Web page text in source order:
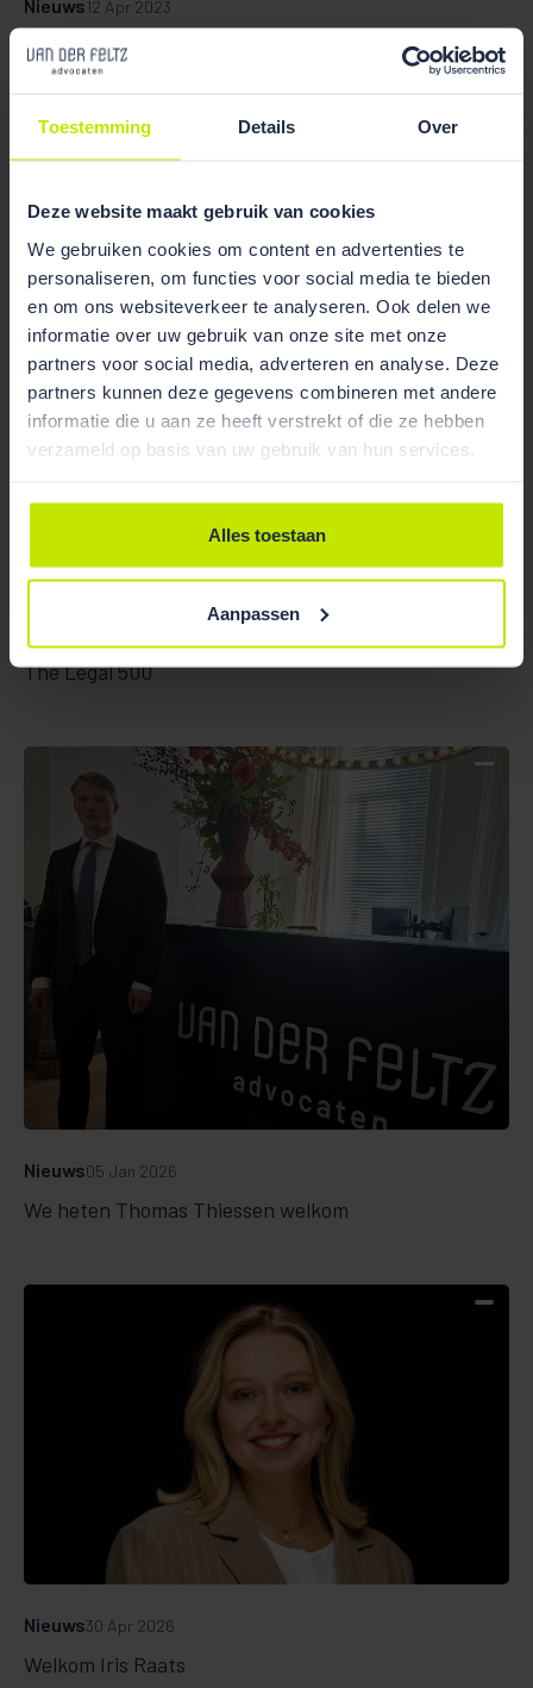
Toestemming Details Over
Deze website maakt gebruik van cookies
We gebruiken cookies om content en advertenties te
personaliseren, om functies voor social media te bieden
en om ons websiteverkeer te analyseren. Ook delen we
informatie over uw gebruik van onze site met onze
partners voor social media, adverteren en analyse. Deze
partners kunnen deze gegevens combineren met andere
informatie die u aan ze heeft verstrekt of die ze hebben
verzameld op basis van uw gebruik van hun services.
Alles toestaan
Aanpassen
Van der Feltz advocaten ook dit jaar vermeld in The
Legal 500
Nieuws12 Apr 2023
Van der Feltz advocaten ook in de 2024 editie van
The Legal 500
We heten Thomas Thiessen welkom
Nieuws05 Jan 2026
Welkom Iris Raats
Nieuws30 Apr 2026